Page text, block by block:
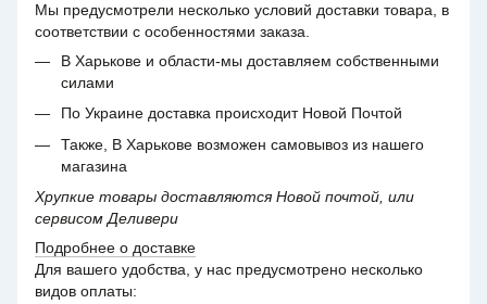
Мы предусмотрели несколько условий доставки товара, в
соответствии с особенностями заказа.
В Харькове и области-мы доставляем собственными
силами
По Украине доставка происходит Новой Почтой
Также, В Харькове возможен самовывоз из нашего
магазина
Хрупкие товары доставляются Новой почтой, или
сервисом Деливери
Подробнее о доставке
Для вашего удобства, у нас предусмотрено несколько
видов оплаты: